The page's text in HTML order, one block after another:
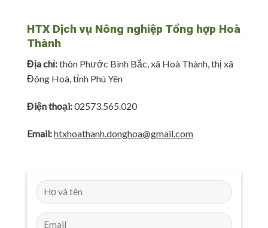
HTX Dịch vụ Nông nghiệp Tổng hợp Hoà
Thành
Địa chỉ:thôn Phước Bình Bắc, xã Hoà Thành, thị xã
Đông Hoà, tỉnh Phú Yên
Điện thoại:02573.565.020
Email:htxhoathanh.donghoa@gmail.com